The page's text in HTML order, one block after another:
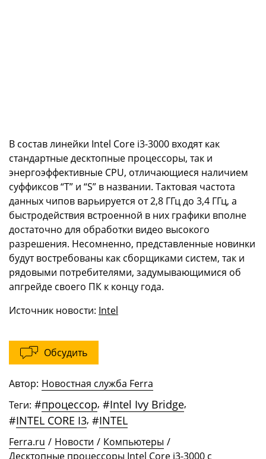
В состав линейки Intel Core i3-3000 входят как
стандартные десктопные процессоры, так и
энергоэффективные CPU, отличающиеся наличием
суффиксов “T” и “S” в названии. Тактовая частота
данных чипов варьируется от 2,8 ГГц до 3,4 ГГц, а
быстродействия встроенной в них графики вполне
достаточно для обработки видео высокого
разрешения. Несомненно, представленные новинки
будут востребованы как сборщиками систем, так и
рядовыми потребителями, задумывающимися об
апгрейде своего ПК к концу года.
Источник новости: Intel
Обсудить
Автор: Новостная служба Ferra
Теги: #процессор, #Intel Ivy Bridge,
#INTEL CORE I3, #INTEL
Ferra.ru / Новости / Компьютеры /
Десктопные процессоры Intel Core i3-3000 с